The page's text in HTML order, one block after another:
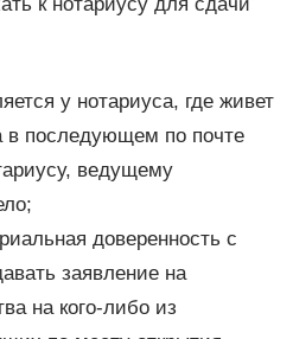
к нотариусу для сдачи
у нотариуса, где живет
в последующем по почте
ведущему
доверенность с
заявление на
на кого-либо из